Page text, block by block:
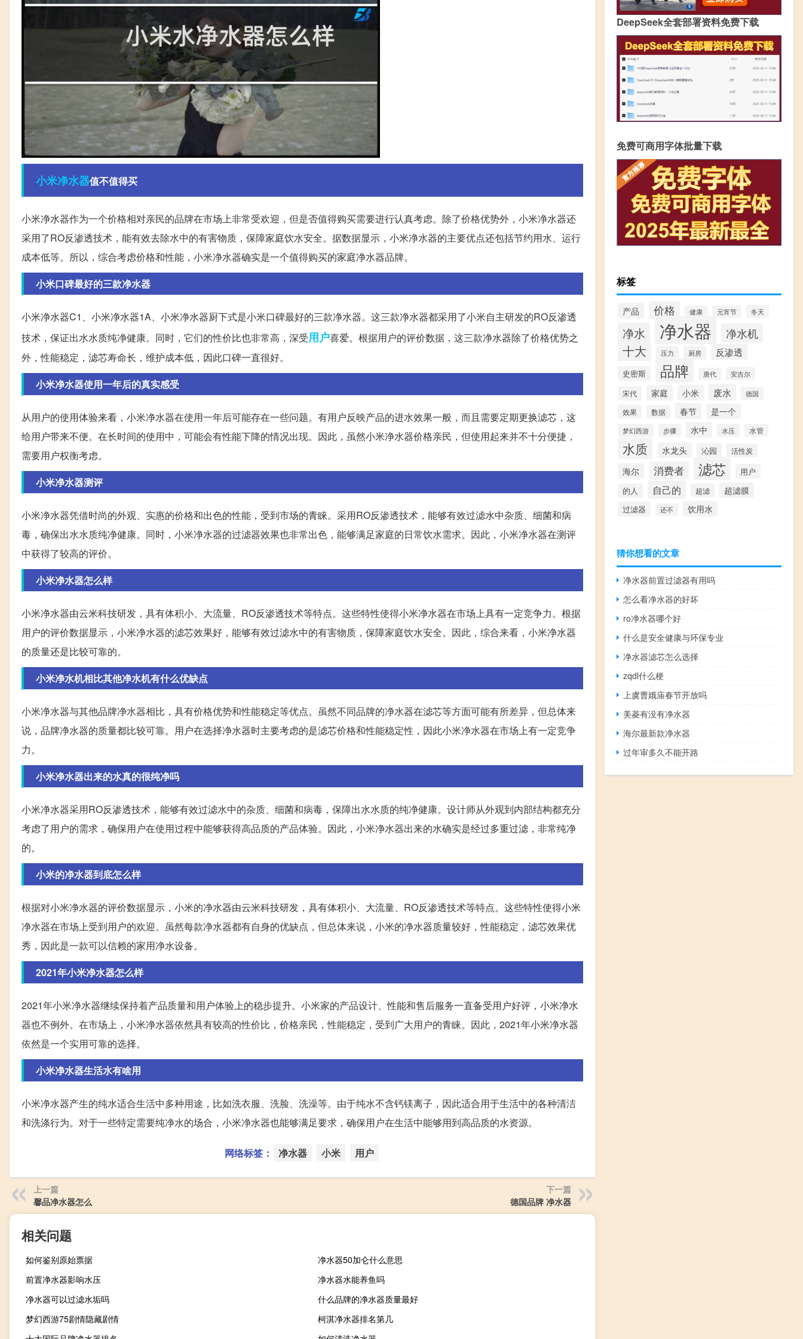
小米净水器值不值得买
小米净水器作为一个价格相对亲民的品牌在市场上非常受欢迎，但是否值得购买需要进行认真考虑。除了价格优势外，小米净水器还
采用了RO反渗透技术，能有效去除水中的有害物质，保障家庭饮水安全。据数据显示，小米净水器的主要优点还包括节约用水、运行
成本低等。所以，综合考虑价格和性能，小米净水器确实是一个值得购买的家庭净水器品牌。
小米口碑最好的三款净水器
小米净水器C1、小米净水器1A、小米净水器厨下式是小米口碑最好的三款净水器。这三款净水器都采用了小米自主研发的RO反渗透
技术，保证出水水质纯净健康。同时，它们的性价比也非常高，深受用户喜爱。根据用户的评价数据，这三款净水器除了价格优势之
外，性能稳定，滤芯寿命长，维护成本低，因此口碑一直很好。
小米净水器使用一年后的真实感受
从用户的使用体验来看，小米净水器在使用一年后可能存在一些问题。有用户反映产品的进水效果一般，而且需要定期更换滤芯，这
给用户带来不便。在长时间的使用中，可能会有性能下降的情况出现。因此，虽然小米净水器价格亲民，但使用起来并不十分便捷，
需要用户权衡考虑。
小米净水器测评
小米净水器凭借时尚的外观、实惠的价格和出色的性能，受到市场的青睐。采用RO反渗透技术，能够有效过滤水中杂质、细菌和病
毒，确保出水水质纯净健康。同时，小米净水器的过滤器效果也非常出色，能够满足家庭的日常饮水需求。因此，小米净水器在测评
中获得了较高的评价。
小米净水器怎么样
小米净水器由云米科技研发，具有体积小、大流量、RO反渗透技术等特点。这些特性使得小米净水器在市场上具有一定竞争力。根据
用户的评价数据显示，小米净水器的滤芯效果好，能够有效过滤水中的有害物质，保障家庭饮水安全。因此，综合来看，小米净水器
的质量还是比较可靠的。
小米净水机相比其他净水机有什么优缺点
小米净水器与其他品牌净水器相比，具有价格优势和性能稳定等优点。虽然不同品牌的净水器在滤芯等方面可能有所差异，但总体来
说，品牌净水器的质量都比较可靠。用户在选择净水器时主要考虑的是滤芯价格和性能稳定性，因此小米净水器在市场上有一定竞争
力。
小米净水器出来的水真的很纯净吗
小米净水器采用RO反渗透技术，能够有效过滤水中的杂质、细菌和病毒，保障出水水质的纯净健康。设计师从外观到内部结构都充分
考虑了用户的需求，确保用户在使用过程中能够获得高品质的产品体验。因此，小米净水器出来的水确实是经过多重过滤，非常纯净
的。
小米的净水器到底怎么样
根据对小米净水器的评价数据显示，小米的净水器由云米科技研发，具有体积小、大流量、RO反渗透技术等特点。这些特性使得小米
净水器在市场上受到用户的欢迎。虽然每款净水器都有自身的优缺点，但总体来说，小米的净水器质量较好，性能稳定，滤芯效果优
秀，因此是一款可以信赖的家用净水设备。
2021年小米净水器怎么样
2021年小米净水器继续保持着产品质量和用户体验上的稳步提升。小米家的产品设计、性能和售后服务一直备受用户好评，小米净水
器也不例外。在市场上，小米净水器依然具有较高的性价比，价格亲民，性能稳定，受到广大用户的青睐。因此，2021年小米净水器
依然是一个实用可靠的选择。
小米净水器生活水有啥用
小米净水器产生的纯水适合生活中多种用途，比如洗衣服、洗脸、洗澡等。由于纯水不含钙镁离子，因此适合用于生活中的各种清洁
和洗涤行为。对于一些特定需要纯净水的场合，小米净水器也能够满足要求，确保用户在生活中能够用到高品质的水资源。
网络标签： 净水器 小米 用户
上一篇
馨品净水器怎么
下一篇
德国品牌 净水器
相关问题
如何鉴别原始票据
净水器50加仑什么意思
前置净水器影响水压
净水器水能养鱼吗
净水器可以过滤水垢吗
什么品牌的净水器质量最好
梦幻西游75剧情隐藏剧情
柯淇净水器排名第几
DeepSeek全套部署资料免费下载
免费可商用字体批量下载
标签
产品 价格 健康 元宵节 冬天
净水 净水器 净水机
十大 压力 厨房 反渗透
史密斯 品牌 唐代 安吉尔
宋代 家庭 小米 废水 德国
效果 数据 春节 是一个
梦幻西游 步骤 水中 水压 水管
水质 水龙头 沁园 活性炭
海尔 消费者 滤芯 用户
的人 自己的 超滤 超滤膜
过滤器 还不 饮用水
猜你想看的文章
净水器前置过滤器有用吗
怎么看净水器的好坏
ro净水器哪个好
什么是安全健康与环保专业
净水器滤芯怎么选择
zqdl什么梗
上虞曹娥庙春节开放吗
美菱有没有净水器
海尔最新款净水器
过年审多久不能开路